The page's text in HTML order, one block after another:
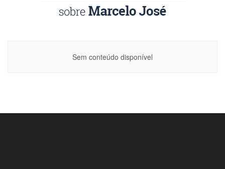
Sem conteúdo disponível